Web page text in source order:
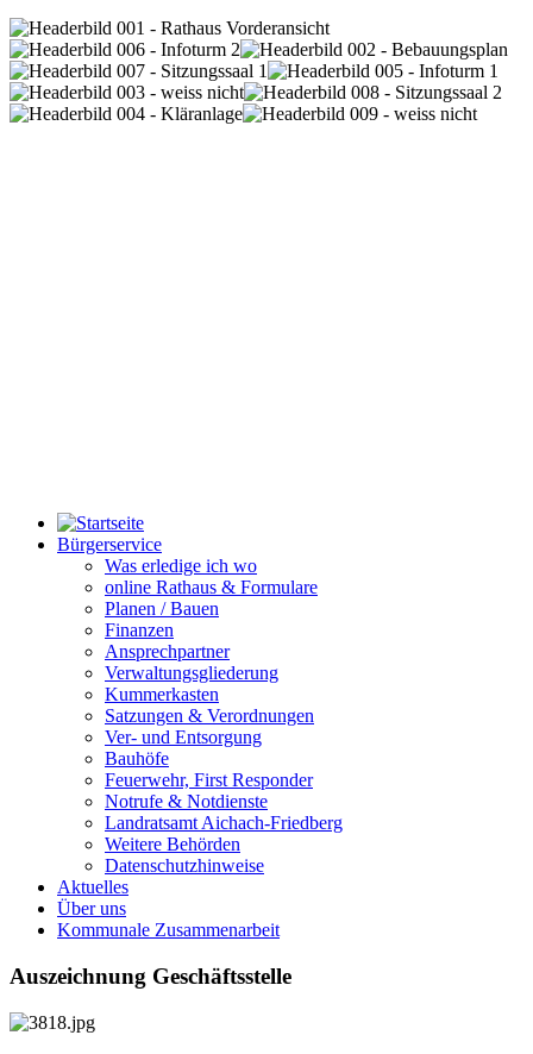
Bürgerservice
Was erledige ich wo
online Rathaus & Formulare
Planen / Bauen
Finanzen
Ansprechpartner
Verwaltungsgliederung
Kummerkasten
Satzungen & Verordnungen
Ver- und Entsorgung
Bauhöfe
Feuerwehr, First Responder
Notrufe & Notdienste
Landratsamt Aichach-Friedberg
Weitere Behörden
Datenschutzhinweise
Aktuelles
Über uns
Kommunale Zusammenarbeit
Auszeichnung Geschäftsstelle